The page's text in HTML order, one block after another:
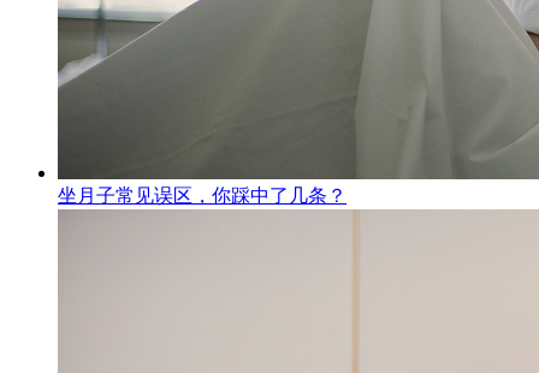
坐月子常见误区，你踩中了几条？